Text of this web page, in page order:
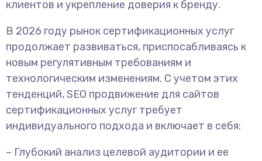
клиентов и укрепление доверия к бренду.
В 2026 году рынок сертификационных услуг
продолжает развиваться, приспосабливаясь к
новым регулятивным требованиям и
технологическим изменениям. С учетом этих
тенденций, SEO продвижение для сайтов
сертификационных услуг требует
индивидуального подхода и включает в себя:
– Глубокий анализ целевой аудитории и ее